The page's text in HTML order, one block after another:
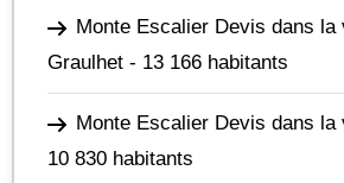
Monte Escalier Devis dans la
Graulhet - 13 166 habitants
Monte Escalier Devis dans la
10 830 habitants